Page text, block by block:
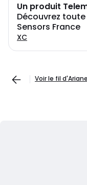
Un produit
Découvrez
Sensors France
XC
Voir le fil d'Ariane